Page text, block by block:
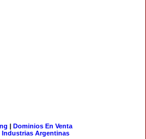
| Dominios En Venta
Industrias Argentinas